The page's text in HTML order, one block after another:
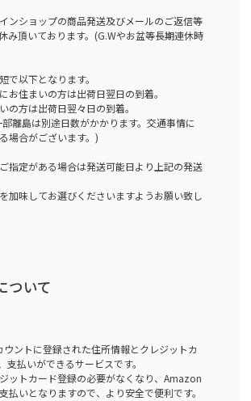
ンショップの商品発送及びメールのご返信等
み頂いております。(G.Wやお盆等長期連休時
で以下となります。
お住まいの方は出荷日翌日の到着。
の方は出荷日翌々日の到着。
離島は別途日数がかかります。交通事情に
場合がございます。)
指定がある場合は発送可能日より上記の発送
加味してお選びくださいますようお願い致し
ついて
ントに登録された住所情報とクレジットカ
支払いができるサービスです。
ットカード登録の必要がなくなり、Amazon
払いとなりますので、より安全で便利です。